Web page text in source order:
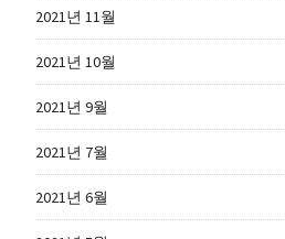
2021년 11월
2021년 10월
2021년 9월
2021년 7월
2021년 6월